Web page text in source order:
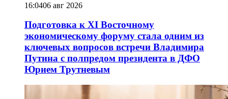
16:0406 авг 2026
Подготовка к XI Восточному
экономическому форуму стала одним из
ключевых вопросов встречи Владимира
Путина с полпредом президента в ДФО
Юрием Трутневым